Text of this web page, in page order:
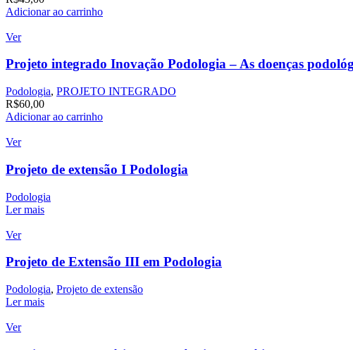
Adicionar ao carrinho
Ver
Projeto integrado Inovação Podologia – As doenças
Podologia, PROJETO INTEGRADO
R$60,00
Adicionar ao carrinho
Ver
Projeto de extensão I Podologia
Podologia
Ler mais
Ver
Projeto de Extensão III em Podologia
Podologia, Projeto de extensão
Ler mais
Ver